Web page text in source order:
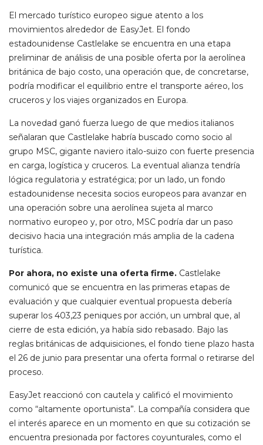
El mercado turístico europeo sigue atento a los
movimientos alrededor de EasyJet. El fondo
estadounidense Castlelake se encuentra en una etapa
preliminar de análisis de una posible oferta por la aerolínea
británica de bajo costo, una operación que, de concretarse,
podría modificar el equilibrio entre el transporte aéreo, los
cruceros y los viajes organizados en Europa.
La novedad ganó fuerza luego de que medios italianos
señalaran que Castlelake habría buscado como socio al
grupo MSC, gigante naviero italo-suizo con fuerte presencia
en carga, logística y cruceros. La eventual alianza tendría
lógica regulatoria y estratégica; por un lado, un fondo
estadounidense necesita socios europeos para avanzar en
una operación sobre una aerolínea sujeta al marco
normativo europeo y, por otro, MSC podría dar un paso
decisivo hacia una integración más amplia de la cadena
turística.
Por ahora, no existe una oferta firme. Castlelake
comunicó que se encuentra en las primeras etapas de
evaluación y que cualquier eventual propuesta debería
superar los 403,23 peniques por acción, un umbral que, al
cierre de esta edición, ya había sido rebasado. Bajo las
reglas británicas de adquisiciones, el fondo tiene plazo hasta
el 26 de junio para presentar una oferta formal o retirarse del
proceso.
EasyJet reaccionó con cautela y calificó el movimiento
como “altamente oportunista”. La compañía considera que
el interés aparece en un momento en que su cotización se
encuentra presionada por factores coyunturales, como el